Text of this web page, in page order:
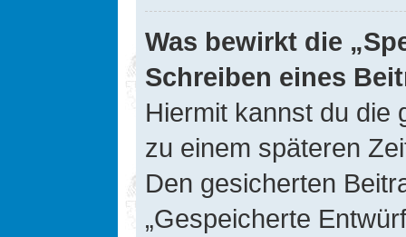
Was bewirkt die
Schreiben eines
Hiermit kannst du die
zu einem späteren
Den gesicherten
„Gespeicherte